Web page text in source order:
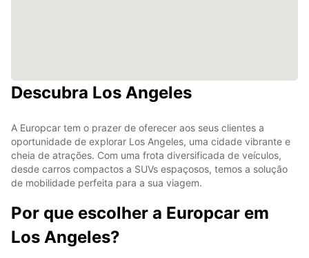
Descubra Los Angeles
A Europcar tem o prazer de oferecer aos seus clientes a
oportunidade de explorar Los Angeles, uma cidade vibrante e
cheia de atrações. Com uma frota diversificada de veículos,
desde carros compactos a SUVs espaçosos, temos a solução
de mobilidade perfeita para a sua viagem.
Por que escolher a Europcar em
Los Angeles?